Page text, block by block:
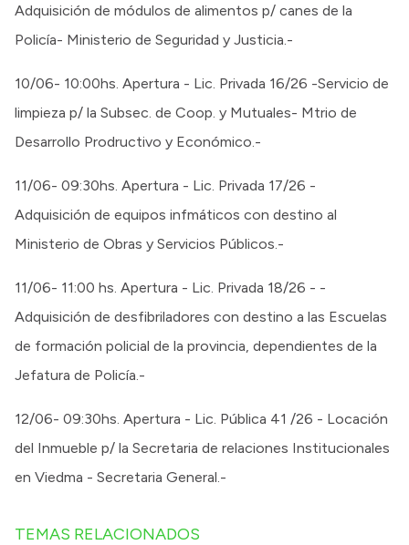
Adquisición de módulos de alimentos p/ canes de la
Policía- Ministerio de Seguridad y Justicia.-
10/06- 10:00hs. Apertura - Lic. Privada 16/26 -Servicio de
limpieza p/ la Subsec. de Coop. y Mutuales- Mtrio de
Desarrollo Prodructivo y Económico.-
11/06- 09:30hs. Apertura - Lic. Privada 17/26 -
Adquisición de equipos infmáticos con destino al
Ministerio de Obras y Servicios Públicos.-
11/06- 11:00 hs. Apertura - Lic. Privada 18/26 - -
Adquisición de desfibriladores con destino a las Escuelas
de formación policial de la provincia, dependientes de la
Jefatura de Policía.-
12/06- 09:30hs. Apertura - Lic. Pública 41 /26 - Locación
del Inmueble p/ la Secretaria de relaciones Institucionales
en Viedma - Secretaria General.-
TEMAS RELACIONADOS